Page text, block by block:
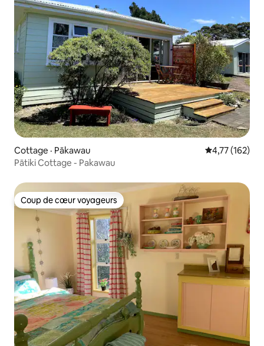
Cottage · Pākawau Note
4,77 (162)
Pātiki Cottage - Pakawau
Coup de cœur voyageurs
Coup de cœur voyageurs